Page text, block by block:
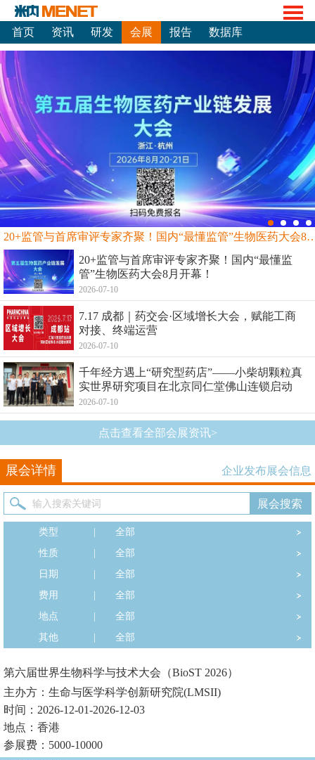
首页 资讯 研发 会展 报告 数据库
20+监管与首席审评专家齐聚！国内“最
20+监管与首席审评专家齐聚！国内“最懂监
管”生物医药大会8月开幕！
2026-07-10
7.17 成都｜药交会·区域增长大会，赋能工商
对接、终端运营
2026-07-10
千年经方遇上“研究型药店”——小柴胡颗粒真
实世界研究项目在北京同仁堂佛山连锁启动
2026-07-10
点击查看全部会展资讯>
展会详情 企业发布展会信息
类型
全部
性质
全部
日期
全部
费用
全部
地点
全部
其他
全部
第六届世界生物科学与技术大会（BioST 2026）
主办方：生命与医学科学创新研究院(LMSII)
时间：2026-12-01-2026-12-03
地点：香港
参展费：5000-10000